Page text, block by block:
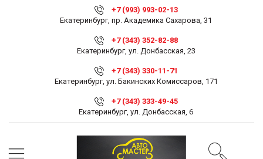
+7 (993) 993-02-13
Екатеринбург, пр. Академика Сахарова, 31
+7 (343) 352-82-88
Екатеринбург, ул. Донбасская, 23
+7 (343) 330-11-71
Екатеринбург, ул. Бакинских Комиссаров, 171
+7 (343) 333-49-45
Екатеринбург, ул. Донбасская, 6